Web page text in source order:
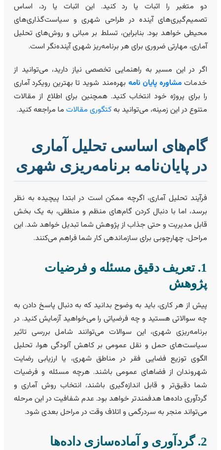
متغیر را اثبات یا رد کنید. این اثبات یا رد، اساس
آینده در طراحی شهری و سیاست‌گذاری‌های
خواهد بود. بنابراین، تسلط بر مبانی و روش‌های تحلیل
مهارتی ضروری برای هر برنامه‌ریز شهری آینده‌نگر است.
در این مسیر به راهنمایی تخصصی نیاز دارید، می‌توانید از
مشاوره پایان نامهبهره‌مند شوید تا بهترین رویکرد آماری
برای پروژه خود انتخاب کنید. همچنین برای اطلاع از مقالات
در این زمینه، می‌توانید بهکتگوری مقالاتما مراجعه کنید.
اساسی تحلیل آماری
پایان‌نامه برنامه‌ریزی شهری
تحلیل آماری، اگرچه ممکن است در ابتدا پیچیده به نظر
اما با دنبال کردن گام‌های منظم و منطقی، به یک بخش
مدیریت و حتی جذاب از پژوهش شما تبدیل خواهد شد. این
چهارچوبی برای سازماندهی کار شما فراهم می‌کنند.
1. تعریف دقیق مسئله و فرضیات
از هر کاری، باید به وضوح بدانید که به دنبال پاسخ دادن به
سوالاتی هستید و چه فرضیاتی را می‌خواهید آزمایش کنید. در
شهری، این سوالات می‌توانند شامل بررسی تاثیر
حمل و نقل عمومی بر کاهش آلودگی هوا، تحلیل
توزیع فضایی فقر در مناطق شهری، یا ارزیابی رضایت
از فضاهای عمومی باشند. هرچه مسئله و فرضیات
دقیق‌تر و قابل اندازه‌گیری باشند، انتخاب روش آماری و
داده‌ها هدفمندتر خواهد بود. عدم شفافیت در این مرحله
منجر به سردرگمی و اتلاف وقت در مراحل بعدی شود.